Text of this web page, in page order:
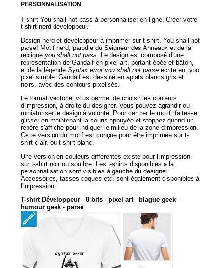
PERSONNALISATION
T-shirt You shall not pass à personnaliser en ligne. Créer votre
t-shirt nerd développeur.
Design nerd et développeur à imprimer sur t-shirt. You shall not
parse! Motif nerd, parodie du Seigneur des Anneaux et de la
réplique you shall not pass . Le design est composé d'une
représentation de Gandalf en pixel art, portant épée et bâton,
et de la légende Syntax error you shall not parseécrite en typo
pixel simple. Gandalf est dessiné en aplats blancs gris et
noirs, avec des contours pixelisés.
Le format vectoriel vous permet de choisir les couleurs
d'impression, à droite du designer. Vous pouvez agrandir ou
miniaturiser le design à volonté. Pour centrer le motif, faites-le
glisser en maintenant la souris appuyée et stoppez quand un
repère s'affiche pour indiquer le milieu de la zone d'impression.
Cette version du motif est conçue pour être imprimée sur t-
shirt clair, ou t-shirt blanc.
Une version en couleurs différentes existe pour l'impression
sur t-shirt noir ou sombre. Les t-shirts disponibles à la
personnalisation sont visibles à gauche du designer.
Accessoires, tasses coques etc. sont également disponibles à
l'impression.
T-shirt Développeur- 8 bits- pixel art- blague geek-
humour geek- parse